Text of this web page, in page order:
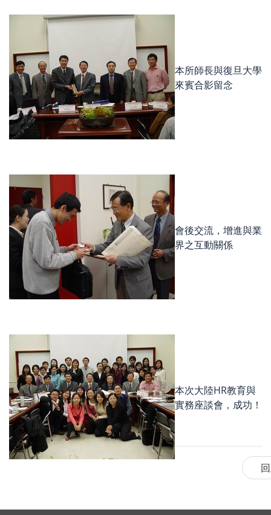
本所師長與復旦大學
來賓合影留念
會後交流，增進與業
界之互動關係
本次大陸HR教育與
實務座談會，成功！